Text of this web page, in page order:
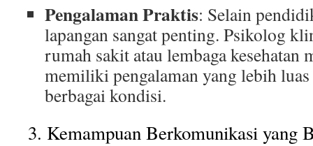
Pengalaman Praktis: Selain
lapangan sangat penting. Psikolog
rumah sakit atau lembaga kesehatan
memiliki pengalaman yang lebih
berbagai kondisi.
3. Kemampuan Berkomunikasi yang